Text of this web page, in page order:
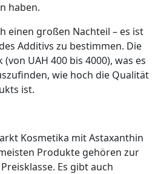
haben.
einen großen Nachteil – es ist
Additivs zu bestimmen. Die
UAH 400 bis 4000), was es
wie hoch die Qualität
ist.
Kosmetika mit Astaxanthin
Produkte gehören zur
Es gibt auch